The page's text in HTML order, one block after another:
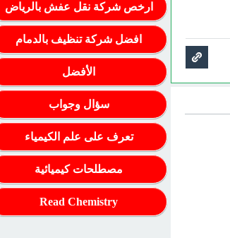
ارخص شركة نقل عفش بالرياض
افضل شركة تنظيف بالدمام
الأفضل
سؤال وجواب
تعرف على علم الكيمياء
مصطلحات كيميائية
Read Chemistry